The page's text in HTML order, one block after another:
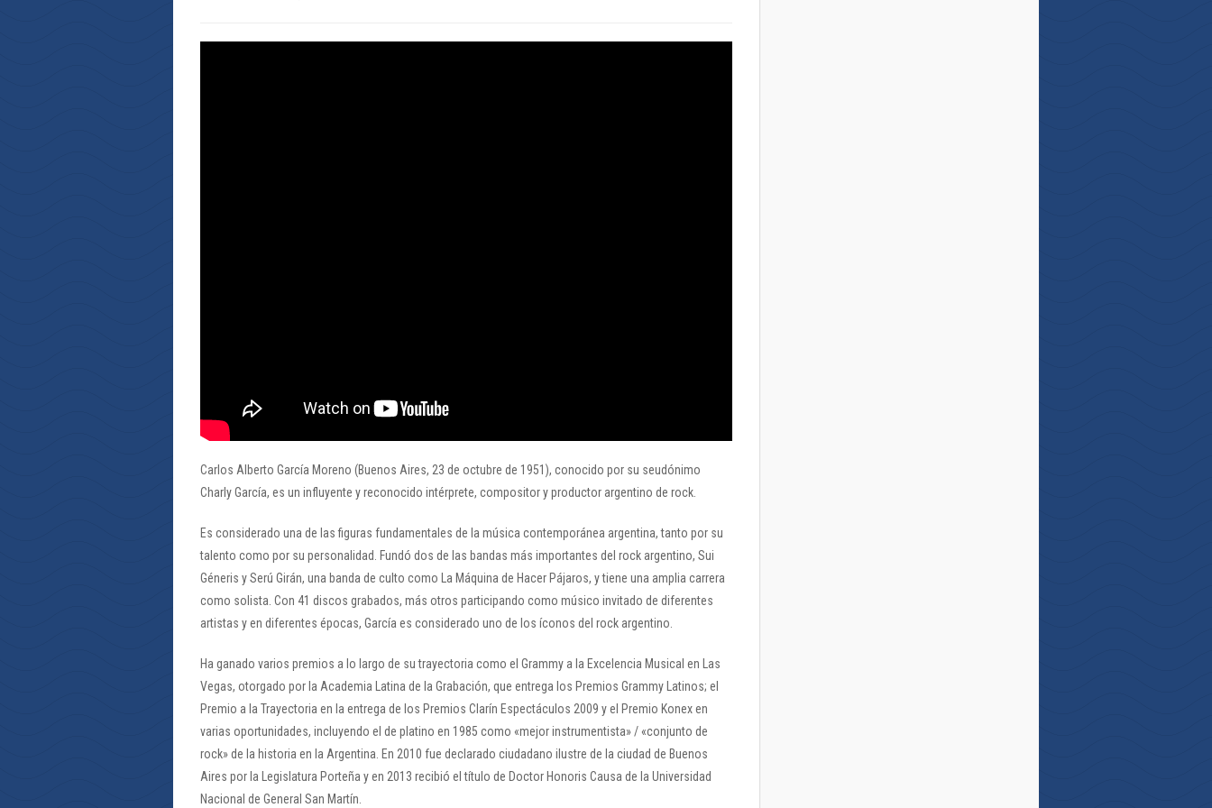
Carlos Alberto García Moreno (Buenos Aires, 23 de octubre de 1951), conocido por su seudónimo
Charly García, es un influyente y reconocido intérprete, compositor y productor argentino de rock.
Es considerado una de las figuras fundamentales de la música contemporánea argentina, tanto por su
talento como por su personalidad. Fundó dos de las bandas más importantes del rock argentino, Sui
Géneris y Serú Girán, una banda de culto como La Máquina de Hacer Pájaros, y tiene una amplia carrera
como solista. Con 41 discos grabados, más otros participando como músico invitado de diferentes
artistas y en diferentes épocas, García es considerado uno de los íconos del rock argentino.
Ha ganado varios premios a lo largo de su trayectoria como el Grammy a la Excelencia Musical en Las
Vegas, otorgado por la Academia Latina de la Grabación, que entrega los Premios Grammy Latinos; el
Premio a la Trayectoria en la entrega de los Premios Clarín Espectáculos 2009 y el Premio Konex en
varias oportunidades, incluyendo el de platino en 1985 como «mejor instrumentista» / «conjunto de
rock» de la historia en la Argentina. En 2010 fue declarado ciudadano ilustre de la ciudad de Buenos
Aires por la Legislatura Porteña y en 2013 recibió el título de Doctor Honoris Causa de la Universidad
Nacional de General San Martín.